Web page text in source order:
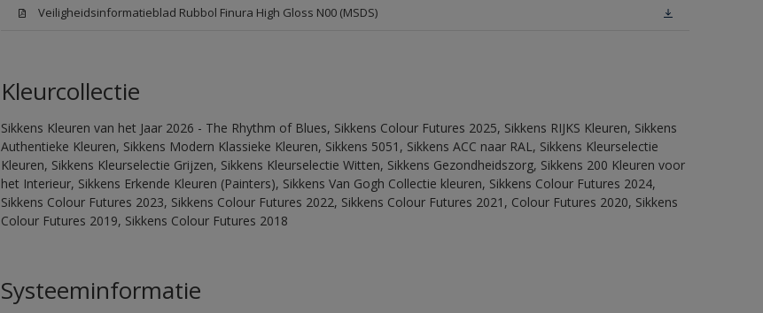
Veiligheidsinformatieblad Rubbol Finura High Gloss N00 (MSDS)
Kleurcollectie
Sikkens Kleuren van het Jaar 2026 - The Rhythm of Blues, Sikkens Colour Futures 2025, Sikkens RIJKS Kleuren, Sikkens
Authentieke Kleuren, Sikkens Modern Klassieke Kleuren, Sikkens 5051, Sikkens ACC naar RAL, Sikkens Kleurselectie
Kleuren, Sikkens Kleurselectie Grijzen, Sikkens Kleurselectie Witten, Sikkens Gezondheidszorg, Sikkens 200 Kleuren voor
het Interieur, Sikkens Erkende Kleuren (Painters), Sikkens Van Gogh Collectie kleuren, Sikkens Colour Futures 2024,
Sikkens Colour Futures 2023, Sikkens Colour Futures 2022, Sikkens Colour Futures 2021, Colour Futures 2020, Sikkens
Colour Futures 2019, Sikkens Colour Futures 2018
Systeeminformatie